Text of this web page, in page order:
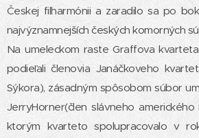
Českej filharmónii a zaradilo sa po
najvýznamnejších českých komorných
Na umeleckom raste Graffova
podieľali členovia Janáčkoveho
Sýkora), zásadným spôsobom súbor
JerryHorner(člen slávneho
ktorým kvarteto spolupracovalo v